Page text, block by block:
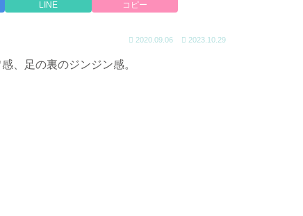
LINE コピー
2020.09.06 2023.10.29
、足の裏のジンジン感。